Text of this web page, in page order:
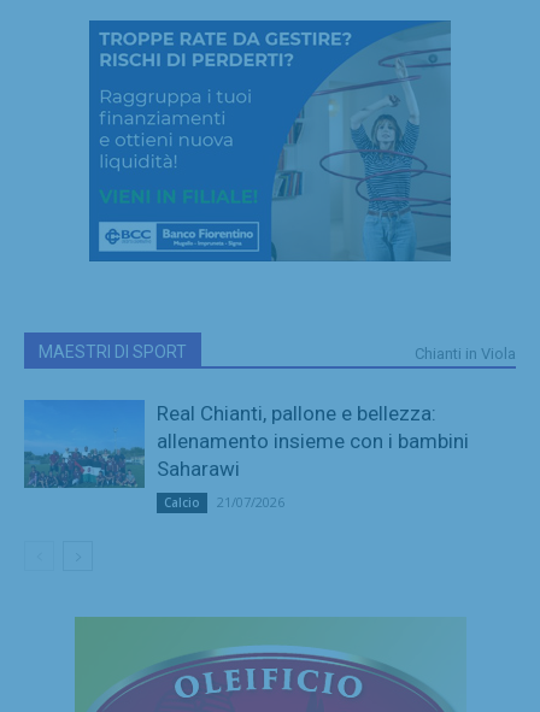
MAESTRI DI SPORT Chianti in Viola
Real Chianti, pallone e bellezza:
allenamento insieme con i bambini
Saharawi
Calcio 21/07/2026